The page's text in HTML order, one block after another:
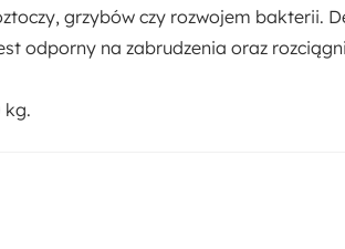
grzybów czy rozwojem bakterii.
odporny na zabrudzenia oraz
kg.